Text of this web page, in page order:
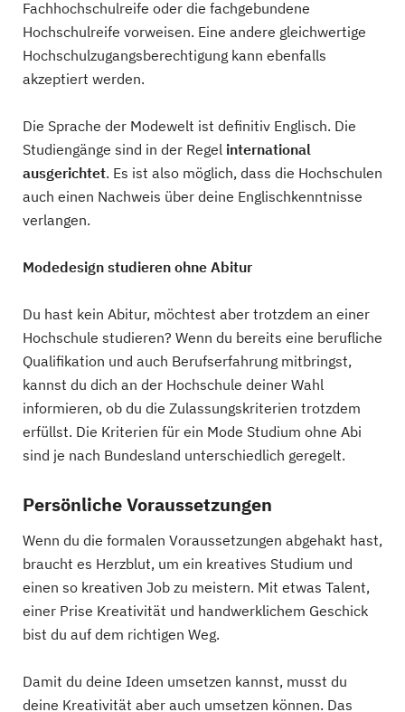
Fachhochschulreife oder die fachgebundene
Hochschulreife vorweisen. Eine andere gleichwertige
Hochschulzugangsberechtigung kann ebenfalls
akzeptiert werden.
Die Sprache der Modewelt ist definitiv Englisch. Die
Studiengänge sind in der Regel international
ausgerichtet. Es ist also möglich, dass die Hochschulen
auch einen Nachweis über deine Englischkenntnisse
verlangen.
Modedesign studieren ohne Abitur
Du hast kein Abitur, möchtest aber trotzdem an einer
Hochschule studieren? Wenn du bereits eine berufliche
Qualifikation und auch Berufserfahrung mitbringst,
kannst du dich an der Hochschule deiner Wahl
informieren, ob du die Zulassungskriterien trotzdem
erfüllst. Die Kriterien für ein Mode Studium ohne Abi
sind je nach Bundesland unterschiedlich geregelt.
Persönliche Voraussetzungen
Wenn du die formalen Voraussetzungen abgehakt hast,
braucht es Herzblut, um ein kreatives Studium und
einen so kreativen Job zu meistern. Mit etwas Talent,
einer Prise Kreativität und handwerklichem Geschick
bist du auf dem richtigen Weg.
Damit du deine Ideen umsetzen kannst, musst du
deine Kreativität aber auch umsetzen können. Das